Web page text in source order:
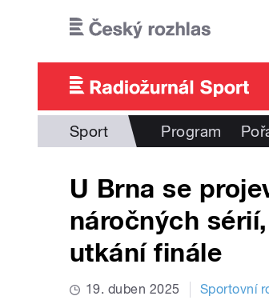
Sport Program
U Brna se
náročných
utkání finále
19. duben 2025 Sportovní